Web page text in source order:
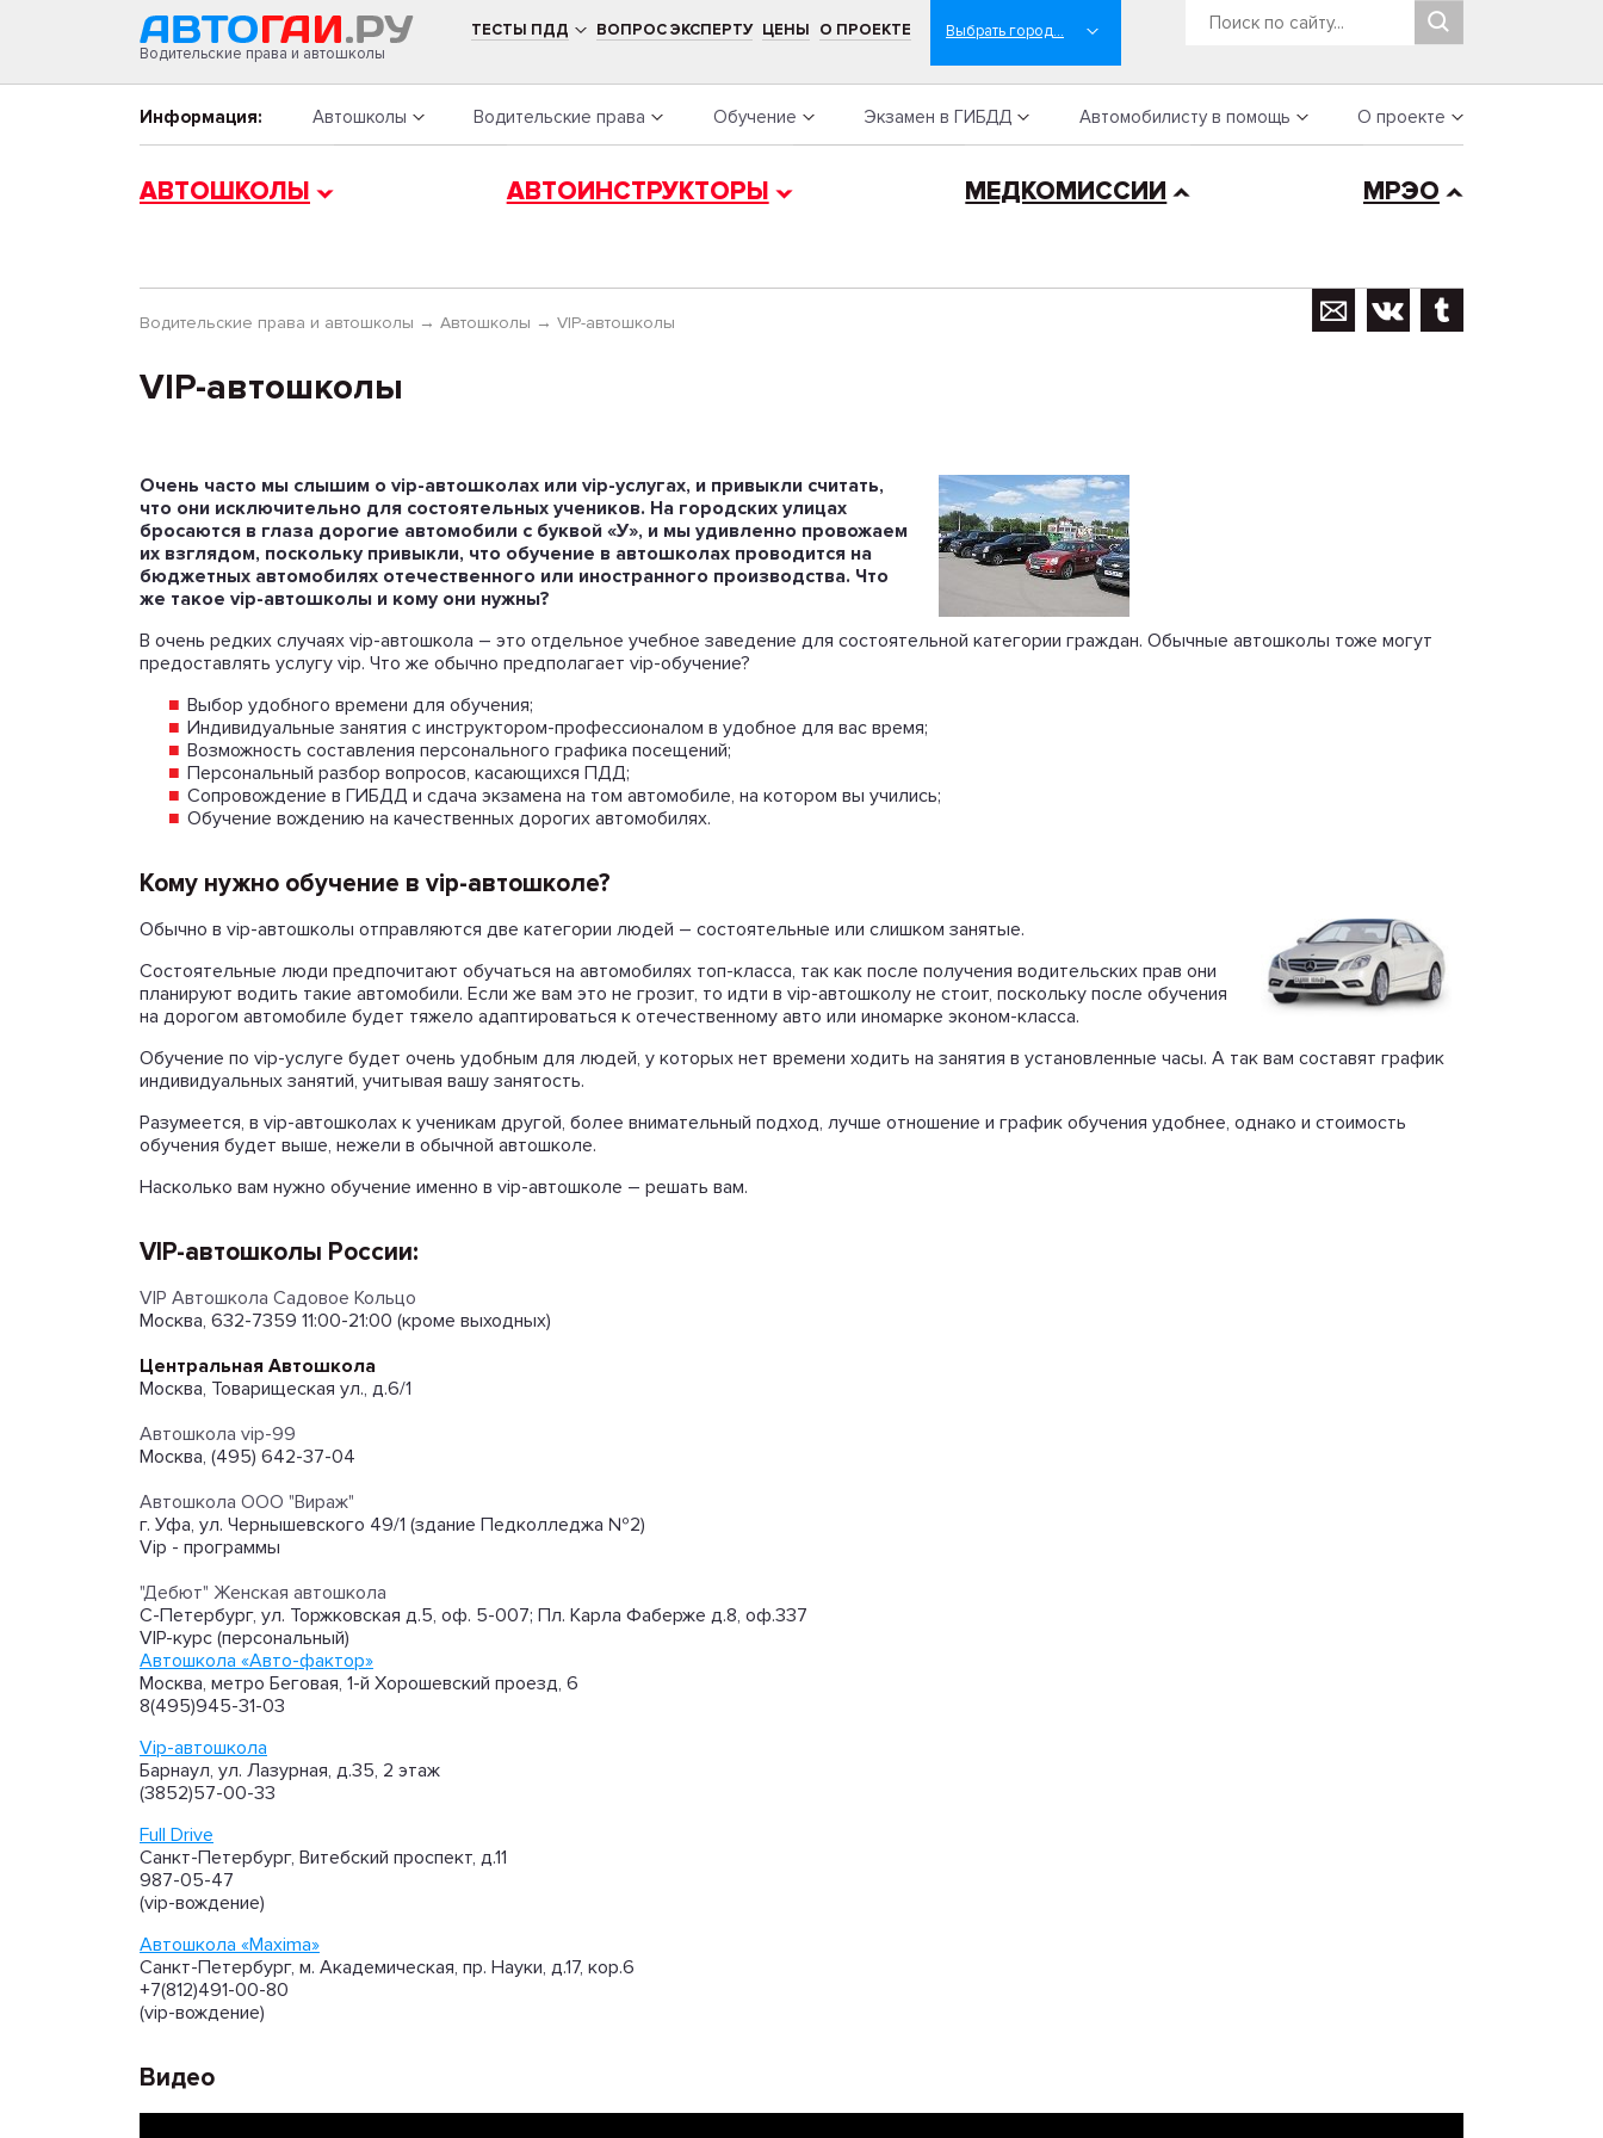
Водительские права и автошколы
ТЕСТЫ ПДД ВОПРОС ЭКСПЕРТУ ЦЕНЫ О ПРОЕКТЕ
Информация: Автошколы Водительские права Обучение Экзамен в ГИБДД Автомобилисту в помощь О проекте
АВТОШКОЛЫ АВТОИНСТРУКТОРЫ МЕДКОМИССИИ МРЭО
Водительские права и автошколы → Автошколы → VIP-автошколы
VIP-автошколы
Очень часто мы слышим о vip-автошколах или vip-услугах, и привыкли считать,
что они исключительно для состоятельных учеников. На городских улицах
бросаются в глаза дорогие автомобили с буквой «У», и мы удивленно провожаем
их взглядом, поскольку привыкли, что обучение в автошколах проводится на
бюджетных автомобилях отечественного или иностранного производства. Что
же такое vip-автошколы и кому они нужны?
В очень редких случаях vip-автошкола – это отдельное учебное заведение для состоятельной категории граждан. Обычные автошколы тоже могут
предоставлять услугу vip. Что же обычно предполагает vip-обучение?
Выбор удобного времени для обучения;
Индивидуальные занятия с инструктором-профессионалом в удобное для вас время;
Возможность составления персонального графика посещений;
Персональный разбор вопросов, касающихся ПДД;
Сопровождение в ГИБДД и сдача экзамена на том автомобиле, на котором вы учились;
Обучение вождению на качественных дорогих автомобилях.
Кому нужно обучение в vip-автошколе?
Обычно в vip-автошколы отправляются две категории людей – состоятельные или слишком занятые.
Состоятельные люди предпочитают обучаться на автомобилях топ-класса, так как после получения водительских прав они
планируют водить такие автомобили. Если же вам это не грозит, то идти в vip-автошколу не стоит, поскольку после обучения
на дорогом автомобиле будет тяжело адаптироваться к отечественному авто или иномарке эконом-класса.
Обучение по vip-услуге будет очень удобным для людей, у которых нет времени ходить на занятия в установленные часы. А так вам составят график
индивидуальных занятий, учитывая вашу занятость.
Разумеется, в vip-автошколах к ученикам другой, более внимательный подход, лучше отношение и график обучения удобнее, однако и стоимость
обучения будет выше, нежели в обычной автошколе.
Насколько вам нужно обучение именно в vip-автошколе – решать вам.
VIP-автошколы России:
VIP Автошкола Садовое Кольцо
Москва, 632-7359 11:00-21:00 (кроме выходных)
Центральная Автошкола
Москва, Товарищеская ул., д.6/1
Автошкола vip-99
Москва, (495) 642-37-04
Автошкола ООО "Вираж"
г. Уфа, ул. Чернышевского 49/1 (здание Педколледжа №2)
Vip - программы
"Дебют" Женская автошкола
С-Петербург, ул. Торжковская д.5, оф. 5-007; Пл. Карла Фаберже д.8, оф.337
VIP-курс (персональный)
Автошкола «Авто-фактор»
Москва, метро Беговая, 1-й Хорошевский проезд, 6
8(495)945-31-03
Vip-автошкола
Барнаул, ул. Лазурная, д.35, 2 этаж
(3852)57-00-33
Full Drive
Санкт-Петербург, Витебский проспект, д.11
987-05-47
(vip-вождение)
Автошкола «Maxima»
Санкт-Петербург, м. Академическая, пр. Науки, д.17, кор.6
+7(812)491-00-80
(vip-вождение)
Видео